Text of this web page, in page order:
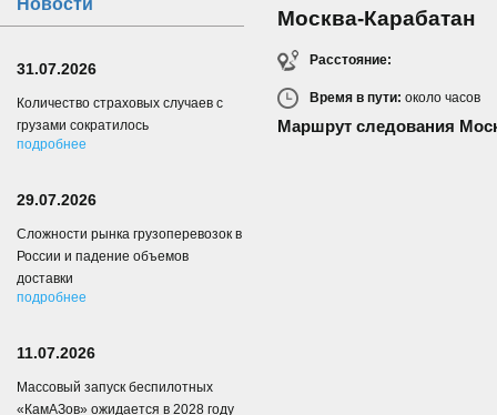
Москва-Карабатан
Расстояние:
Время в пути: около часов
Маршрут следования
Новости
31.07.2026
Количество страховых случаев с
грузами сократилось
подробнее
29.07.2026
Сложности рынка грузоперевозок в
России и падение объемов
доставки
подробнее
11.07.2026
Массовый запуск беспилотных
«КамАЗов» ожидается в 2028 году